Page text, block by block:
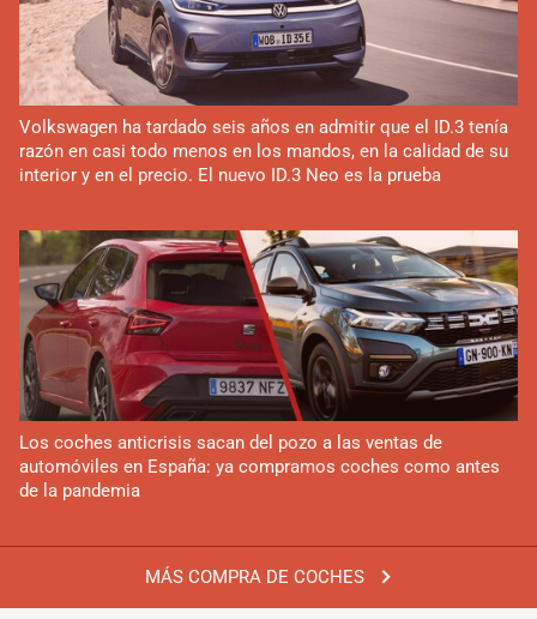
MÁS COMPRA DE COCHES
Volkswagen ha tardado seis años en admitir que el ID.3 tenía
razón en casi todo menos en los mandos, en la calidad de su
interior y en el precio. El nuevo ID.3 Neo es la prueba
Los coches anticrisis sacan del pozo a las ventas de
automóviles en España: ya compramos coches como antes
de la pandemia